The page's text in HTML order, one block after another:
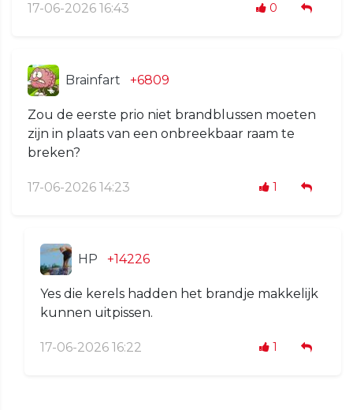
17-06-2026 16:43 0
Brainfart +6809
Zou de eerste prio niet brandblussen moeten
zijn in plaats van een onbreekbaar raam te
breken?
17-06-2026 14:23 1
HP +14226
Yes die kerels hadden het brandje makkelijk
kunnen uitpissen.
17-06-2026 16:22 1